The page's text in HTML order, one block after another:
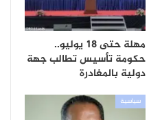
مهلة حتى 18 يوليو..
حكومة تأسيس تطالب جهة
دولية بالمغادرة
سياسية